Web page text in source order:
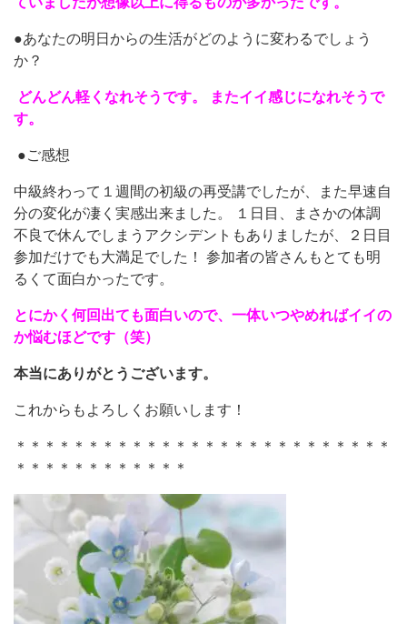
●あなたの明日からの生活がどのように変わるでしょう
か？
どんどん軽くなれそうです。 またイイ感じになれそうで
す。
●ご感想
中級終わって１週間の初級の再受講でしたが、また早速自
分の変化が凄く実感出来ました。 １日目、まさかの体調
不良で休んでしまうアクシデントもありましたが、２日目
参加だけでも大満足でした！ 参加者の皆さんもとても明
るくて面白かったです。
とにかく何回出ても面白いので、一体いつやめればイイの
か悩むほどです（笑）
本当にありがとうございます。
これからもよろしくお願いします！
＊＊＊＊＊＊＊＊＊＊＊＊＊＊＊＊＊＊＊＊＊＊＊＊＊＊
＊＊＊＊＊＊＊＊＊＊＊＊